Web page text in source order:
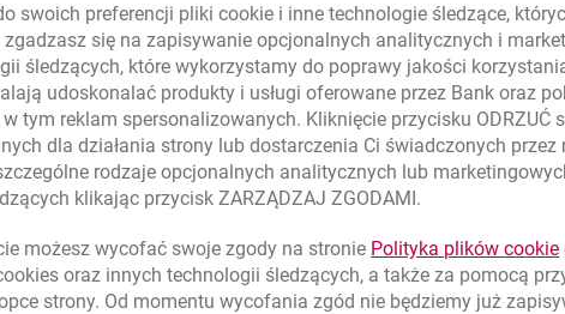
na Twoim koncie-
KARCIE
3 szybkie krokido pożyczki na Twoim
Potwierdź swój dochód
bez wychodzenia z
domu
Skorzystaj z bezpiecznej
opcji udostępnienia historii
z Twojego konta w innym
banku. Możesz skorzystać z
tej formy weryfikacji, jeżeli
tytułu umowy o pracę
wpływa do jednego z tych
banków: Alior Banku, ING
swoich preferencji plikicookie i inne technologie śledzące,
zgadzasz się na zapisywanie opcjonalnych analitycznych i
śledzących, które wykorzystamy do poprawy jakości
udoskonalać produkty i usługi oferowane przez Bank oraz
tym reklam spersonalizowanych. Kliknięcie przycisku ODRZUĆ
dla działania strony lub dostarczenia Ci świadczonych przez
rodzaje opcjonalnych analitycznych lub
klikając przycisk ZARZĄDZAJ ZGODAMI.
możesz wycofać swoje zgody na stronie Polityka plikówcookie
oraz innych technologii śledzących, a także za pomocą
strony. Od momentu wycofania zgód nie będziemy już